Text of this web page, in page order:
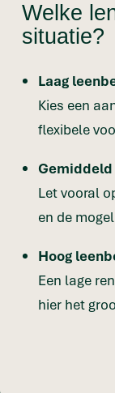
Welke
situatie?
Laag
Kies een
flexibele
Gemiddeld
Let vooral
en de
Hoog
Een lage
hier het